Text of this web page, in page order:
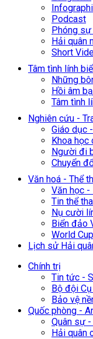
Podcast
Phóng sự
Hải quân
Short
Tâm tình lính
Những
Hồi âm
Tâm tình
Nghiên cứu -
Giáo dục
Khoa học
Người đi
Chuyển
Văn hoá - Thể
Văn học -
Tin thể
Nụ cười
Biển đảo
World
Lịch sử Hải
Chính trị
Tin tức -
Bộ đội
Bảo vệ
Quốc phòng -
Quân sự
Hải quân